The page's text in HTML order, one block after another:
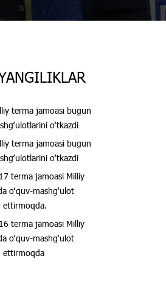
terma jamoasi bugun
oʻtkazdi
terma jamoasi bugun
oʻtkazdi
terma jamoasi Milliy
oʻquv-mashgʻulot
ettirmoqda.
terma jamoasi Milliy
oʻquv-mashgʻulot
ettirmoqda